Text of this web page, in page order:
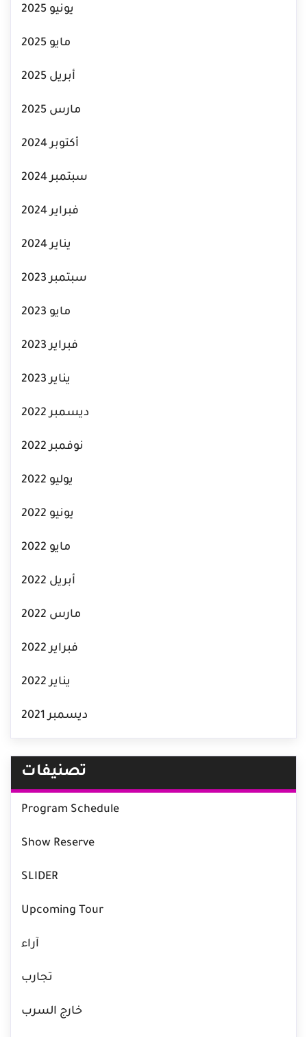
يونيو 2025
مايو 2025
أبريل 2025
مارس 2025
أكتوبر 2024
سبتمبر 2024
فبراير 2024
يناير 2024
سبتمبر 2023
مايو 2023
فبراير 2023
يناير 2023
ديسمبر 2022
نوفمبر 2022
يوليو 2022
يونيو 2022
مايو 2022
أبريل 2022
مارس 2022
فبراير 2022
يناير 2022
ديسمبر 2021
تصنيفات
Program Schedule
Show Reserve
SLIDER
Upcoming Tour
آراء
تجارب
خارج السرب